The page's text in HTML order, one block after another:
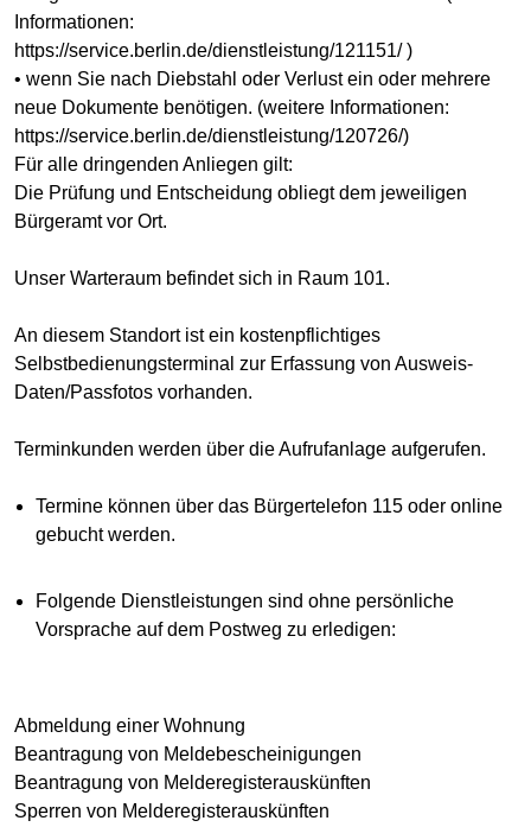
Informationen:
https://service.berlin.de/dienstleistung/121151/ )
• wenn Sie nach Diebstahl oder Verlust ein oder mehrere
neue Dokumente benötigen. (weitere Informationen:
https://service.berlin.de/dienstleistung/120726/)
Für alle dringenden Anliegen gilt:
Die Prüfung und Entscheidung obliegt dem jeweiligen
Bürgeramt vor Ort.
Unser Warteraum befindet sich in Raum 101.
An diesem Standort ist ein kostenpflichtiges
Selbstbedienungsterminal zur Erfassung von Ausweis-
Daten/Passfotos vorhanden.
Terminkunden werden über die Aufrufanlage aufgerufen.
Termine können über das Bürgertelefon 115 oder online
gebucht werden.
Folgende Dienstleistungen sind ohne persönliche
Vorsprache auf dem Postweg zu erledigen:
Abmeldung einer Wohnung
Beantragung von Meldebescheinigungen
Beantragung von Melderegisterauskünften
Sperren von Melderegisterauskünften